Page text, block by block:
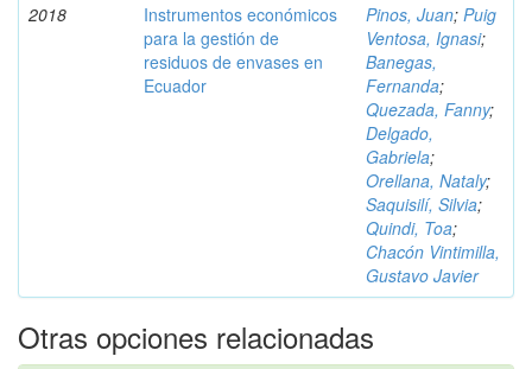
2018
Instrumentos económicos
para la gestión de
residuos de envases en
Ecuador
Pinos, Juan; Puig
Ventosa, Ignasi;
Banegas,
Fernanda;
Quezada, Fanny;
Delgado,
Gabriela;
Orellana, Nataly;
Saquisilí, Silvia;
Quindi, Toa;
Chacón Vintimilla,
Gustavo Javier
Otras opciones relacionadas